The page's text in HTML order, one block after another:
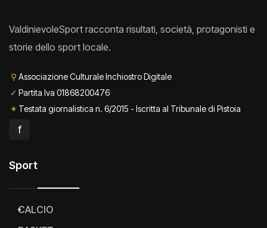
ValdinievoleSport racconta risultati, società, protagonisti e
storie dello sport locale.
⚲ Associazione Culturale Inchiostro Digitale
✓ Partita Iva 01868200476
✶ Testata giornalistica n. 6/2015 - Iscritta al Tribunale di Pistoia
f
Sport
CALCIO